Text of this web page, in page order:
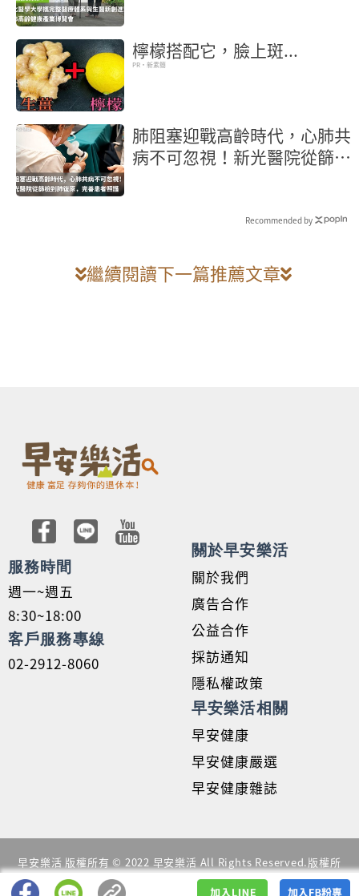
檸檬搭配它，臉上斑...
PR・新素簡
肺阻塞迎戰高齡時代，心肺共
病不可忽視！新光醫院從篩檢
Recommended by
繼續閱讀下一篇推薦文章
服務時間
週一~週五
8:30~18:00
客戶服務專線
02-2912-8060
關於早安樂活
關於我們
廣告合作
公益合作
採訪通知
隱私權政策
早安樂活相關
早安健康
早安健康嚴選
早安健康雜誌
早安樂活 版權所有 © 2022 早安樂活 All Rights Reserved.版權所
有，禁止擅自轉貼節錄
本服務由早安樂活提供。詳細說明